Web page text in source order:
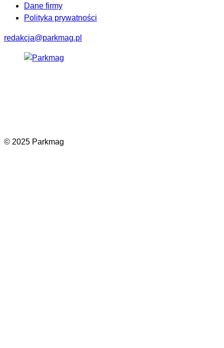
Dane firmy
Polityka prywatności
redakcja@parkmag.pl
© 2025 Parkmag